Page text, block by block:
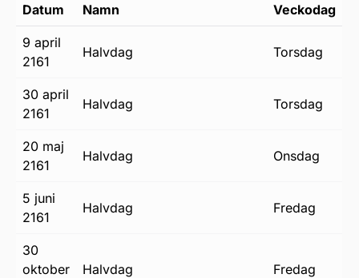
Datum Namn Veckodag
9 april
2161
halvdag torsdag
30 april
2161
halvdag torsdag
20 maj
2161
halvdag onsdag
5 juni
2161
halvdag fredag
30
oktober
halvdag fredag